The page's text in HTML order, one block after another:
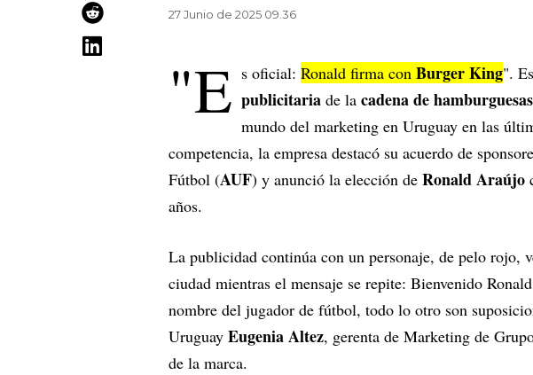
27 Junio de 2025 09.36
"E s oficial: Ronald firma con Burger King".
publicitaria de la cadena de hamburguesas
mundo del marketing en Uruguay en las
competencia, la empresa destacó su acuerdo de
Fútbol (AUF) y anunció la elección de Ronald Araújo
años.
La publicidad continúa con un personaje, de pelo rojo,
ciudad mientras el mensaje se repite: Bienvenido
nombre del jugador de fútbol, todo lo otro son
Uruguay Eugenia Altez, gerenta de Marketing de
de la marca.